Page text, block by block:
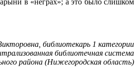
в «неграх»; а это было слишком
библиотекарь 1 категории
библиотечная система
района (Нижегородская область)